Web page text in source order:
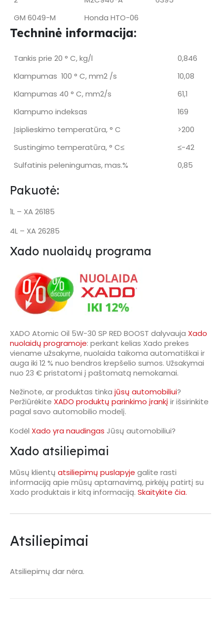
GM 6049-M
Honda HTO-06
Techninė informacija:
Tankis prie 20 ° C, kg/l
0,846
Klampumas 100 ° C, mm2 /s
10,08
Klampumas 40 ° C, mm2/s
61,1
Klampumo indeksas
169
Įsiplieskimo temperatūra, ° C
>200
Sustingimo temperatūra, ° C≤
≤-42
Sulfatinis peleningumas, mas.%
0,85
Pakuotė:
1L – XA 26185
4L – XA 26285
Xado nuolaidų programa
XADO Atomic Oil 5W-30 SP RED BOOST dalyvauja Xado
nuolaidų programoje: perkant kelias Xado prekes
viename užsakyme, nuolaida taikoma automatiškai ir
auga iki 12 % nuo bendros krepšelio sumos. Užsakymai
nuo 23 € pristatomi į paštomatą nemokamai.
Nežinote, ar produktas tinka jūsų automobiliui?
Peržiūrėkite XADO produktų parinkimo įrankį ir išsirinkite
pagal savo automobilio modelį.
Kodėl Xado yra naudingas Jūsų automobiliui?
Xado atsiliepimai
Mūsų klientų atsiliepimų puslapyje galite rasti
informaciją apie mūsų aptarnavimą, pirkėjų patirtį su
Xado produktais ir kitą informaciją. Skaitykite čia.
Atsiliepimai
Atsiliepimų dar nėra.